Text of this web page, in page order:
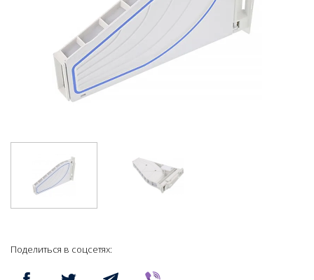
Поделиться в соцсетях: